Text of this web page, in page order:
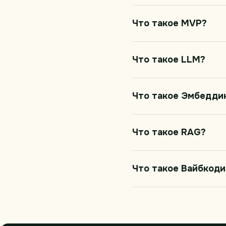
Что такое MVP?
Что такое LLM?
Что такое
Что такое RAG?
Что такое